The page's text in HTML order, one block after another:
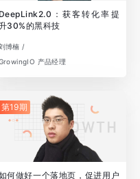
DeepLink2.0：获客转化率提
30%的黑科技
博楠 /
产品经理
第19期
何做好一个落地页，促进用户